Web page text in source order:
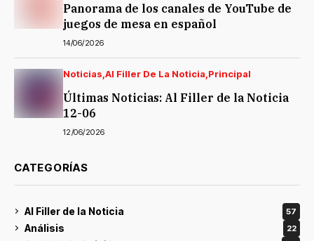
Panorama de los canales de YouTube de
juegos de mesa en español
14/06/2026
Noticias Al Filler De La Noticia Principal
Últimas Noticias: Al Filler de la Noticia
12-06
12/06/2026
CATEGORÍAS
Al Filler de la Noticia 57
Análisis 22